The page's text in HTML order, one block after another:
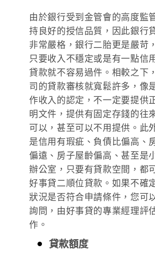
由於銀行受到金管會的高度監
持良好的授信品質，因此銀行
非常嚴格，銀行二胎更是嚴苛
只要收入不穩定或是有一點信
貸款就不容易過件。相較之下
司的貸款審核就寬鬆許多，像
作收入的認定，不一定要提供
明文件，提供有固定存錢的往
可以，甚至可以不用提供。此
是信用有瑕疵、負債比偏高、
偏遠、房子屋齡偏高、甚至是
辦公室，只要有貸款空間，都
好事貸二順位貸款。如果不確
狀況是否符合申請條件，您可
詢問，由好事貸的專業經理評
作。
貸款額度